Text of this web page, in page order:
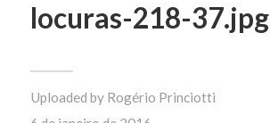
locuras-218-37.jpg
Uploaded by Rogério Princiotti